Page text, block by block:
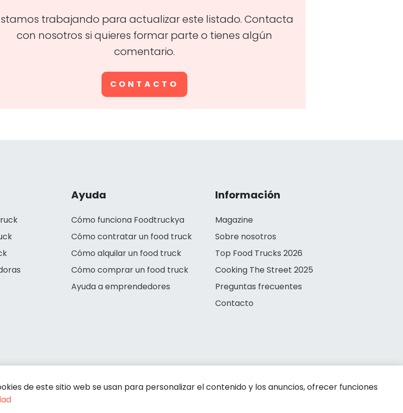
trabajando para actualizar este listado. Contacta
con nosotros si quieres formar parte o tienes algún
comentario.
CONTACTO
Ayuda
Cómo funciona Foodtruckya
Cómo contratar un food truck
Cómo alquilar un food truck
Cómo comprar un food truck
Ayuda a emprendedores
Información
Magazine
Sobre nosotros
Top Food Trucks 2026
Cooking The Street 2025
Preguntas frecuentes
Contacto
de este sitio web se usan para personalizar el contenido y los anuncios, ofrecer funciones